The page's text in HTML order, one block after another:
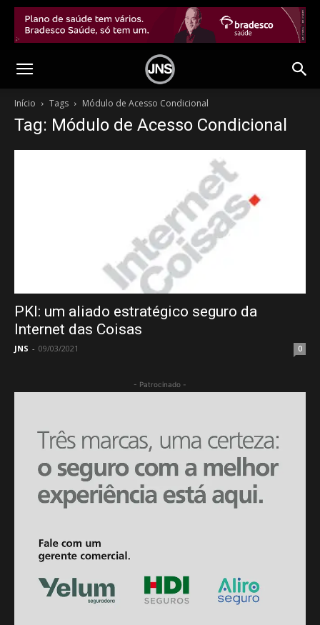
Início Tags Módulo de Acesso Condicional
Tag: Módulo de Acesso Condicional
PKI: um aliado estratégico seguro da
Internet das Coisas
JNS - 09/03/2021 0
- Patrocinado -